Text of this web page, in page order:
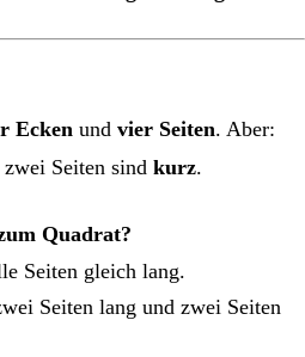
Ecken und vier Seiten. Aber:
zwei Seiten sind kurz.
Quadrat?
Seiten gleich lang.
Seiten lang und zwei Seiten